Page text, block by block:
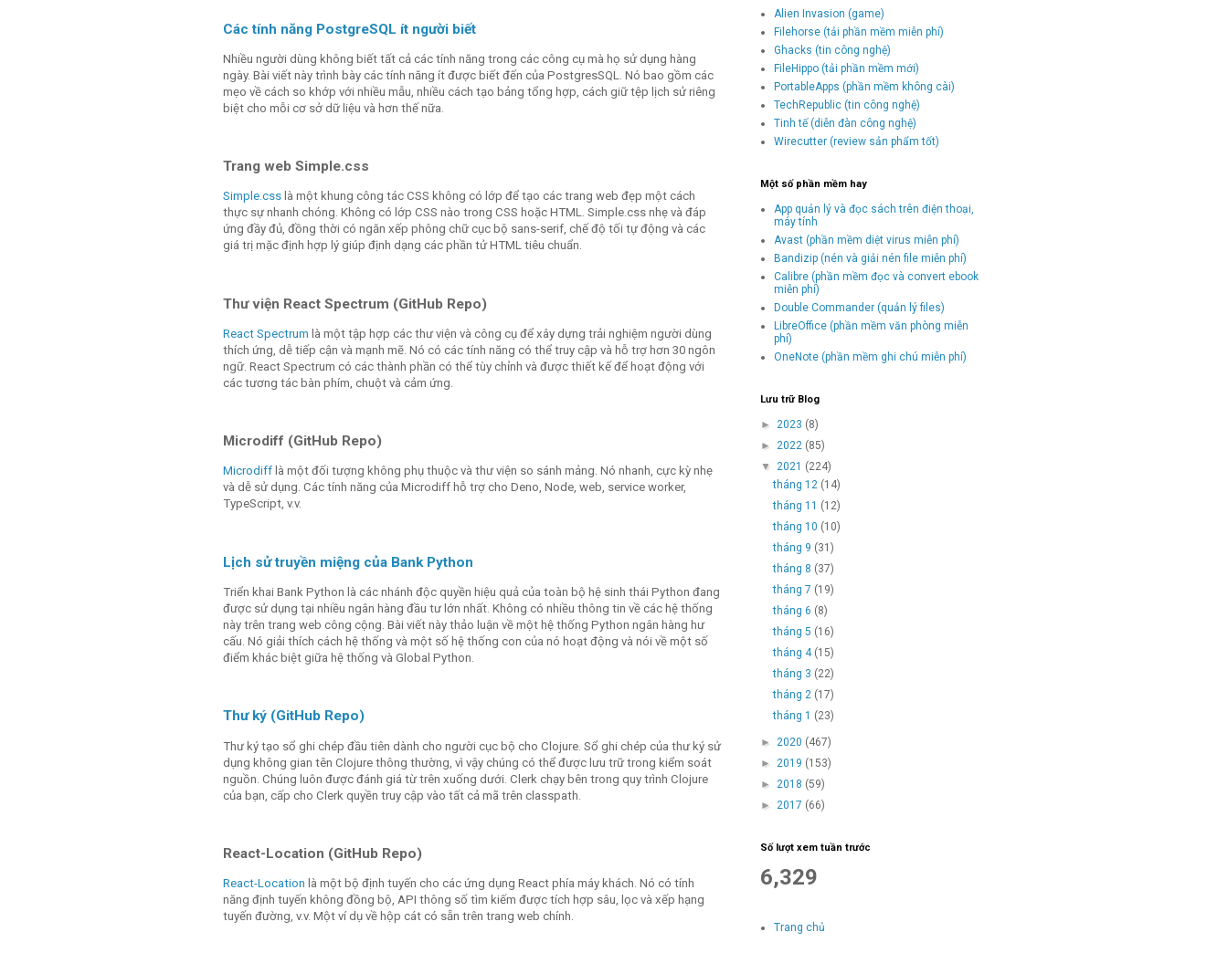
Các tính năng PostgreSQL ít người biết
Nhiều người dùng không biết tất cả các tính năng trong các công cụ mà họ sử dụng hàng
ngày. Bài viết này trình bày các tính năng ít được biết đến của PostgresSQL. Nó bao gồm các
mẹo về cách so khớp với nhiều mẫu, nhiều cách tạo bảng tổng hợp, cách giữ tệp lịch sử riêng
biệt cho mỗi cơ sở dữ liệu và hơn thế nữa.
Trang web Simple.css
Simple.css là một khung công tác CSS không có lớp để tạo các trang web đẹp một cách
thực sự nhanh chóng. Không có lớp CSS nào trong CSS hoặc HTML. Simple.css nhẹ và đáp
ứng đầy đủ, đồng thời có ngăn xếp phông chữ cục bộ sans-serif, chế độ tối tự động và các
giá trị mặc định hợp lý giúp định dạng các phần tử HTML tiêu chuẩn.
Thư viện React Spectrum (GitHub Repo)
React Spectrum là một tập hợp các thư viện và công cụ để xây dựng trải nghiệm người dùng
thích ứng, dễ tiếp cận và mạnh mẽ. Nó có các tính năng có thể truy cập và hỗ trợ hơn 30 ngôn
ngữ. React Spectrum có các thành phần có thể tùy chỉnh và được thiết kế để hoạt động với
các tương tác bàn phím, chuột và cảm ứng.
Microdiff (GitHub Repo)
Microdiff là một đối tượng không phụ thuộc và thư viện so sánh mảng. Nó nhanh, cực kỳ nhẹ
và dễ sử dụng. Các tính năng của Microdiff hỗ trợ cho Deno, Node, web, service worker,
TypeScript, v.v.
Lịch sử truyền miệng của Bank Python
Triển khai Bank Python là các nhánh độc quyền hiệu quả của toàn bộ hệ sinh thái Python đang
được sử dụng tại nhiều ngân hàng đầu tư lớn nhất. Không có nhiều thông tin về các hệ thống
này trên trang web công cộng. Bài viết này thảo luận về một hệ thống Python ngân hàng hư
cấu. Nó giải thích cách hệ thống và một số hệ thống con của nó hoạt động và nói về một số
điểm khác biệt giữa hệ thống và Global Python.
Thư ký (GitHub Repo)
Thư ký tạo sổ ghi chép đầu tiên dành cho người cục bộ cho Clojure. Sổ ghi chép của thư ký sử
dụng không gian tên Clojure thông thường, vì vậy chúng có thể được lưu trữ trong kiểm soát
nguồn. Chúng luôn được đánh giá từ trên xuống dưới. Clerk chạy bên trong quy trình Clojure
của bạn, cấp cho Clerk quyền truy cập vào tất cả mã trên classpath.
React-Location (GitHub Repo)
React-Location là một bộ định tuyến cho các ứng dụng React phía máy khách. Nó có tính
năng định tuyến không đồng bộ, API thông số tìm kiếm được tích hợp sâu, lọc và xếp hạng
tuyến đường, v.v. Một ví dụ về hộp cát có sẵn trên trang web chính.
Alien Invasion (game)
Filehorse (tải phần mềm miễn phí)
Ghacks (tin công nghệ)
FileHippo (tải phần mềm mới)
PortableApps (phần mềm không cài)
TechRepublic (tin công nghệ)
Tinh tế (diễn đàn công nghệ)
Wirecutter (review sản phẩm tốt)
Một số phần mềm hay
App quản lý và đọc sách trên điện thoại,
máy tính
Avast (phần mềm diệt virus miễn phí)
Bandizip (nén và giải nén file miễn phí)
Calibre (phần mềm đọc và convert ebook
miễn phí)
Double Commander (quản lý files)
LibreOffice (phần mềm văn phòng miễn
phí)
OneNote (phần mềm ghi chú miễn phí)
Lưu trữ Blog
► 2023 (8)
► 2022 (85)
▼ 2021 (224)
tháng 12 (14)
tháng 11 (12)
tháng 10 (10)
tháng 9 (31)
tháng 8 (37)
tháng 7 (19)
tháng 6 (8)
tháng 5 (16)
tháng 4 (15)
tháng 3 (22)
tháng 2 (17)
tháng 1 (23)
► 2020 (467)
► 2019 (153)
► 2018 (59)
► 2017 (66)
Số lượt xem tuần trước
6,329
Trang chủ